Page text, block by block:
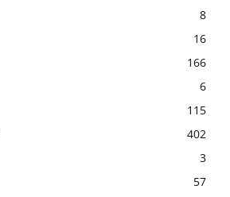
8
16
166
6
115
402
3
57